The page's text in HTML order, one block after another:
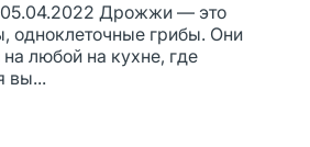
05.04.2022 Дрожжи — это
одноклеточные грибы. Они
любой на кухне, где
вы...